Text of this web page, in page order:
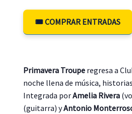
🎟️ COMPRAR ENTRADAS
Primavera Troupe regresa a
noche llena de música,
Integrada porAmelia Rivera
(guitarra) yAntonio